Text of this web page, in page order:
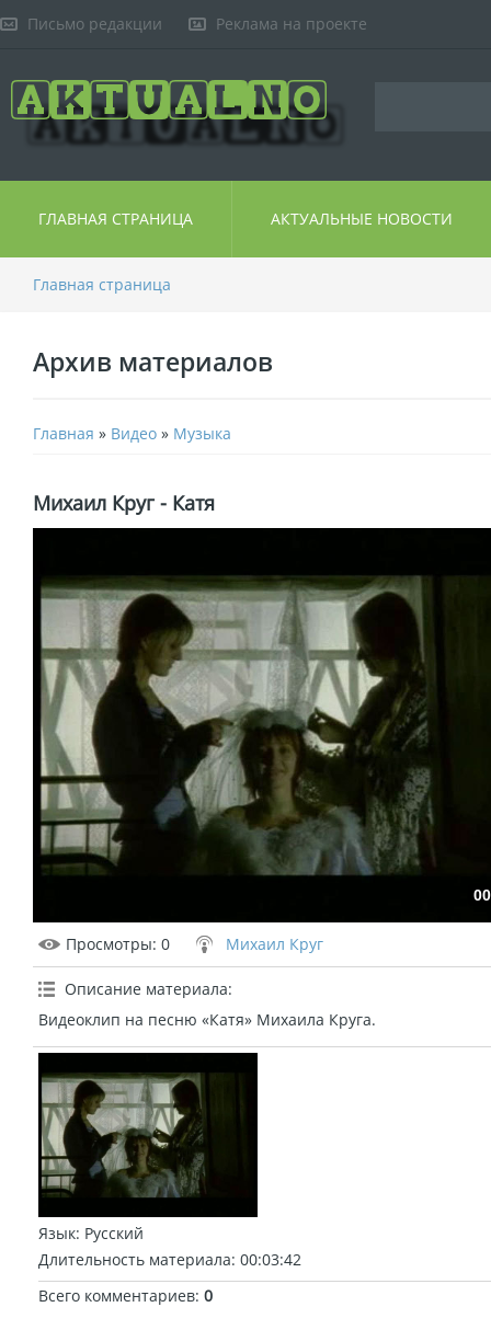
Письмо редакции Реклама на проекте
ГЛАВНАЯ СТРАНИЦА АКТУАЛЬНЫЕ НОВОСТИ
Главная страница
Архив материалов
Главная » Видео » Музыка
Михаил Круг - Катя
Просмотры: 0 Михаил Круг
Описание материала:
Видеоклип на песню «Катя» Михаила Круга.
Язык: Русский
Длительность материала: 00:03:42
Всего комментариев: 0